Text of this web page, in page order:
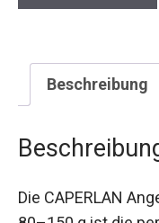
Beschreibung
Beschreibung
Hybrid 80–150 g